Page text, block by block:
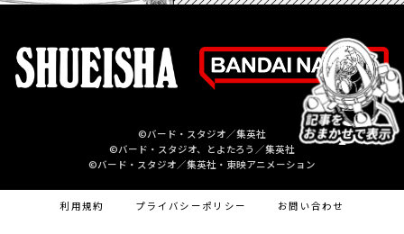
©バード・スタジオ／集英社
©バード・スタジオ、とよたろう／集英社
©バード・スタジオ／集英社・東映アニメーション
利用規約 プライバシーポリシー お問い合わせ